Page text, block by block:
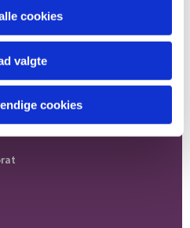
cookies
valgte
cookies